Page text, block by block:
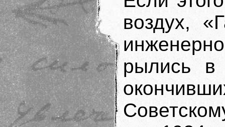
воздух,
рылись в